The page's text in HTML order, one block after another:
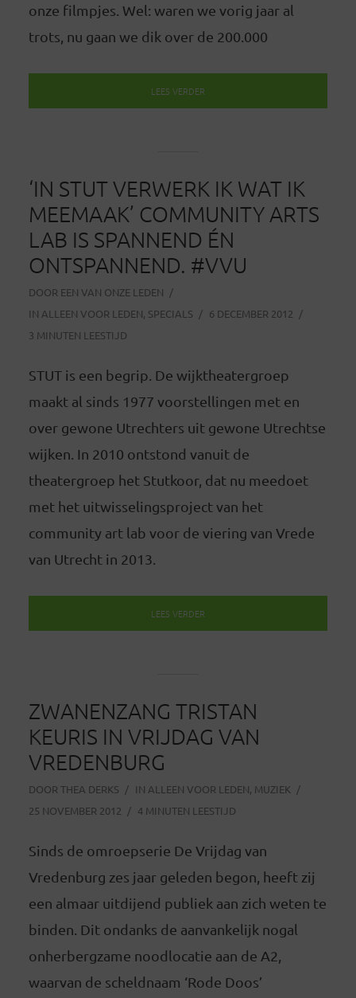
onze filmpjes. Wel: waren we vorig jaar al
trots, nu gaan we dik over de 200.000
LEES VERDER
‘IN STUT VERWERK IK WAT IK
MEEMAAK’ COMMUNITY ARTS
LAB IS SPANNEND ÉN
ONTSPANNEND. #VVU
DOOR EEN VAN ONZE LEDEN
IN ALLEEN VOOR LEDEN, SPECIALS
6 DECEMBER 2012
3 MINUTEN LEESTIJD
STUT is een begrip. De wijktheatergroep
maakt al sinds 1977 voorstellingen met en
over gewone Utrechters uit gewone Utrechtse
wijken. In 2010 ontstond vanuit de
theatergroep het Stutkoor, dat nu meedoet
met het uitwisselingsproject van het
community art lab voor de viering van Vrede
van Utrecht in 2013.
LEES VERDER
ZWANENZANG TRISTAN
KEURIS IN VRIJDAG VAN
VREDENBURG
DOOR THEA DERKS IN ALLEEN VOOR LEDEN, MUZIEK
25 NOVEMBER 2012
4 MINUTEN LEESTIJD
Sinds de omroepserie De Vrijdag van
Vredenburg zes jaar geleden begon, heeft zij
een almaar uitdijend publiek aan zich weten te
binden. Dit ondanks de aanvankelijk nogal
onherbergzame noodlocatie aan de A2,
waarvan de scheldnaam ‘Rode Doos’